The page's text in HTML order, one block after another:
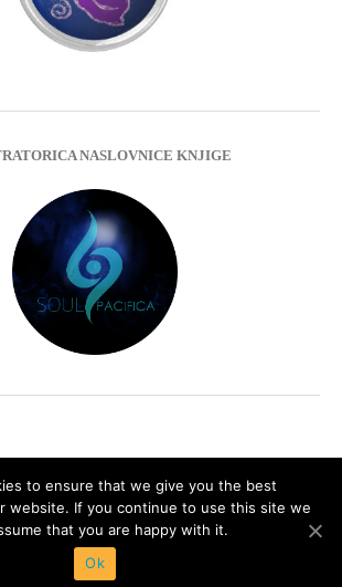
NASLOVNICE KNJIGE
Privacy Policy
Alle Rechte vorbehalten.
to ensure that we give you the best
website. If you continue to use this site we
that you are happy with it.
Ok